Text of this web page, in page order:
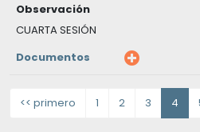
Observación
CUARTA SESIÓN
Documentos
<< primero 1 2 3 4